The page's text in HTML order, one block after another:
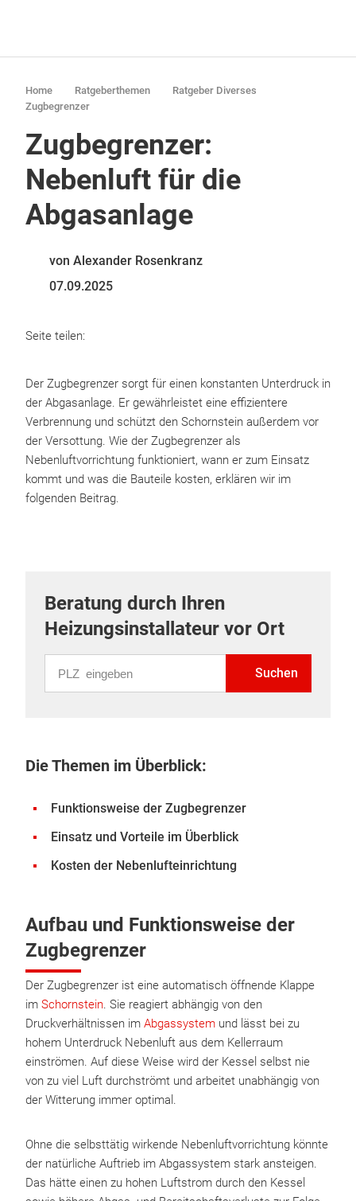
Home Ratgeberthemen
Ratgeber Diverses
Zugbegrenzer
Zugbegrenzer:
Nebenluft für die
Abgasanlage
von Alexander Rosenkranz
07.09.2025
Seite teilen:
Der Zugbegrenzer sorgt für einen konstanten Unterdruck in
der Abgasanlage. Er gewährleistet eine effizientere
Verbrennung und schützt den Schornstein außerdem vor
der Versottung. Wie der Zugbegrenzer als
Nebenluftvorrichtung funktioniert, wann er zum Einsatz
kommt und was die Bauteile kosten, erklären wir im
folgenden Beitrag.
Beratung durch Ihren
Heizungsinstallateur vor Ort
Suchen
Die Themen im Überblick:
Funktionsweise der Zugbegrenzer
Einsatz und Vorteile im Überblick
Kosten der Nebenlufteinrichtung
Aufbau und Funktionsweise der
Zugbegrenzer
Der Zugbegrenzer ist eine automatisch öffnende Klappe
im Schornstein. Sie reagiert abhängig von den
Druckverhältnissen im Abgassystem und lässt bei zu
hohem Unterdruck Nebenluft aus dem Kellerraum
einströmen. Auf diese Weise wird der Kessel selbst nie
von zu viel Luft durchströmt und arbeitet unabhängig von
der Witterung immer optimal.
Ohne die selbsttätig wirkende Nebenluftvorrichtung könnte
der natürliche Auftrieb im Abgassystem stark ansteigen.
Das hätte einen zu hohen Luftstrom durch den Kessel